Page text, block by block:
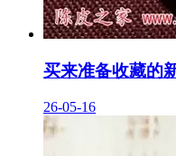
买来准备收藏的
26-05-16